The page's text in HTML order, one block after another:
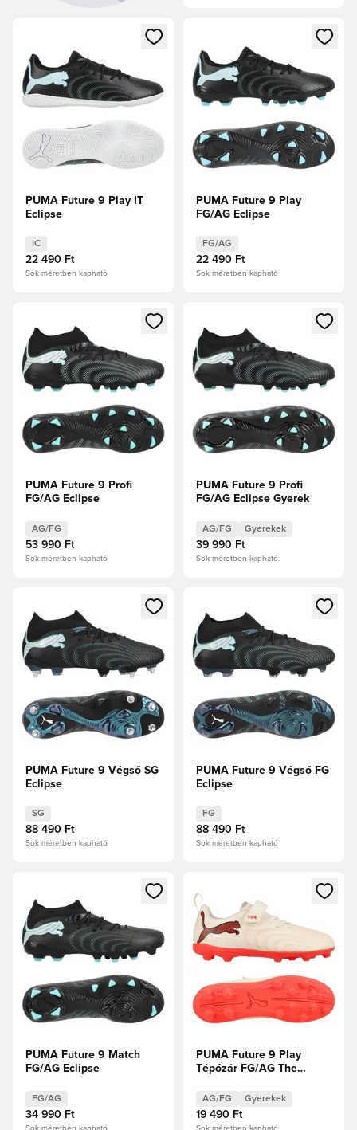
Megnyit egy modált a bejelentkezéshez vagy a tagként
PUMA Future 9 Play IT
Eclipse
IC
22 490 Ft
Sok méretben kapható
Megnyit egy modált a
PUMA Future 9 Play
FG/AG Eclipse
FG/AG
22 490 Ft
Sok méretben kapható
Megnyit egy modált a bejelentkezéshez vagy a tagként
PUMA Future 9 Profi
FG/AG Eclipse
AG/FG
53 990 Ft
Sok méretben kapható
Megnyit egy modált a
PUMA Future 9 Profi
FG/AG Eclipse Gyerek
AG/FG Gyerekek
39 990 Ft
Sok méretben kapható
Megnyit egy modált a bejelentkezéshez vagy a tagként
PUMA Future 9 Végső SG
Eclipse
SG
88 490 Ft
Sok méretben kapható
Megnyit egy modált a
PUMA Future 9 Végső FG
Eclipse
FG
88 490 Ft
Sok méretben kapható
Megnyit egy modált a bejelentkezéshez vagy a tagként
PUMA Future 9 Match
FG/AG Eclipse
FG/AG
34 990 Ft
Sok méretben kapható
Megnyit egy modált a
PUMA Future 9 Play
Tépőzár FG/AG The
mandula/PUMA
Fehér/Ultra Red/PUMA
Fekete Gyerek
AG/FG Gyerekek
19 490 Ft
Sok méretben kapható